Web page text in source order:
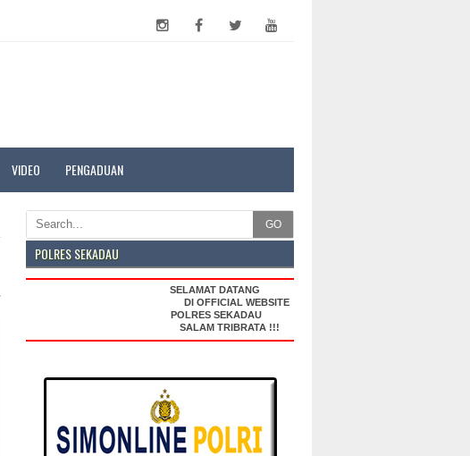
VIDEO PENGADUAN
GO
POLRES SEKADAU
SELAMAT DATANG
DI OFFICIAL WEBSITE
POLRES SEKADAU
SALAM TRIBRATA !!!